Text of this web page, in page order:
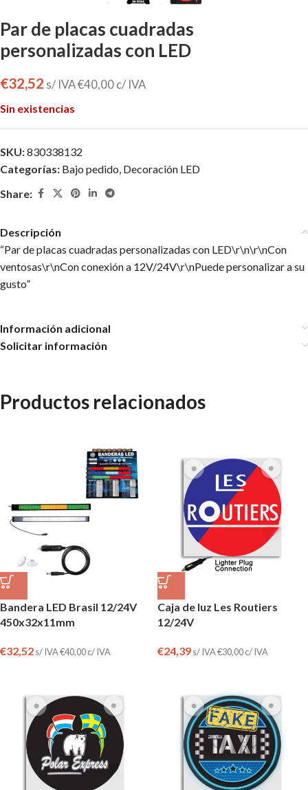
Par de placas cuadradas
personalizadas con LED
€32,52 s/ IVA€40,00 c/ IVA
Sin existencias
SKU:830338132
Categorías: Bajo pedido, Decoración LED
Share:
Descripción
“Par de placas cuadradas personalizadas con LED\r\n\r\nCon
ventosas\r\nCon conexión a 12V/24V\r\nPuede personalizar a su
gusto”
Información adicional
Solicitar información
Productos relacionados
Bandera LED Brasil 12/24V
450x32x11mm
€32,52s/ IVA€40,00c/ IVA
Caja de luz Les Routiers
12/24V
€24,39s/ IVA€30,00c/ IVA